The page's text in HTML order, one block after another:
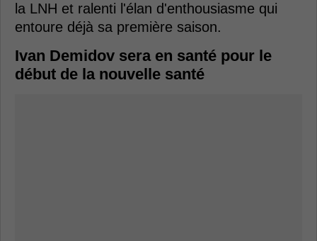
la LNH et ralenti l'élan d'enthousiasme qui
entoure déjà sa première saison.
Ivan Demidov sera en santé pour le
début de la nouvelle santé